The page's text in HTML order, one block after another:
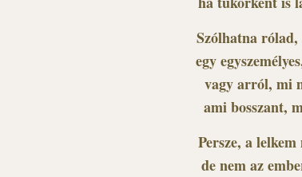
Szólhatna
egy
vagy arról, mi
ami bosszant,
Persze, a
de nem az